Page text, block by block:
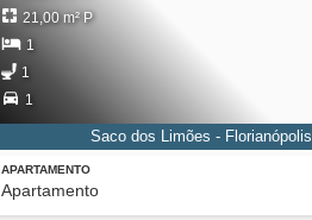
APARTAMENTO
Apartamento
21,00 m² P
1
1
1
Saco dos Limões - Florianópolis